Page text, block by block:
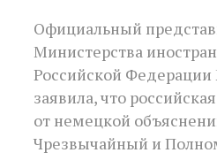
Официальный
Министерства
Российской Федерации
заявила, что
от немецкой
Чрезвычайный и